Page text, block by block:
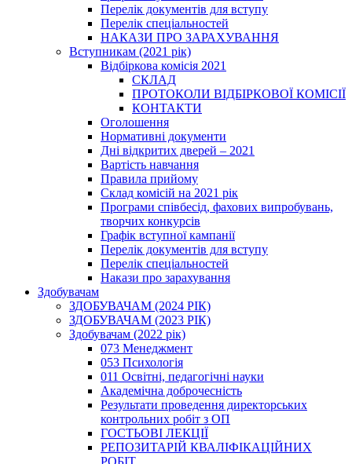
Перелік документів для вступу
Перелік спеціальностей
НАКАЗИ ПРО ЗАРАХУВАННЯ
Вступникам (2021 рік)
Відбіркова комісія 2021
СКЛАД
ПРОТОКОЛИ ВІДБІРКОВОЇ КОМІСІЇ
КОНТАКТИ
Оголошення
Нормативні документи
Дні відкритих дверей – 2021
Вартість навчання
Правила прийому
Склад комісій на 2021 рік
Програми співбесід, фахових випробувань,
творчих конкурсів
Графік вступної кампанії
Перелік документів для вступу
Перелік спеціальностей
Накази про зарахування
Здобувачам
ЗДОБУВАЧАМ (2024 РІК)
ЗДОБУВАЧАМ (2023 РІК)
Здобувачам (2022 рік)
073 Менеджмент
053 Психологія
011 Освітні, педагогічні науки
Академічна доброчесність
Результати проведення директорських
контрольних робіт з ОП
ГОСТЬОВІ ЛЕКЦІЇ
РЕПОЗИТАРІЙ КВАЛІФІКАЦІЙНИХ
РОБІТ